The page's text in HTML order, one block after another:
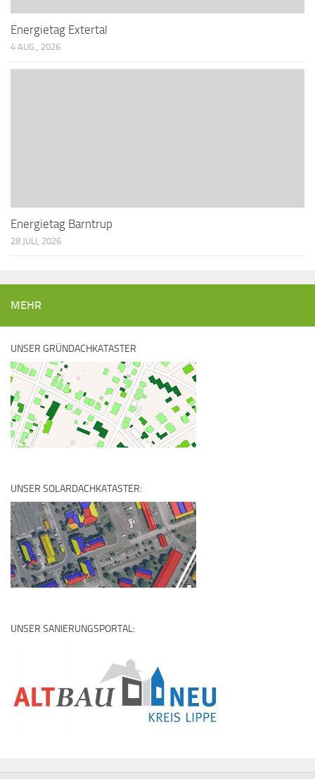
Energietag Extertal
4 AUG., 2026
Energietag Barntrup
28 JULI, 2026
MEHR
UNSER GRÜNDACHKATASTER
UNSER SOLARDACHKATASTER:
UNSER SANIERUNGSPORTAL: